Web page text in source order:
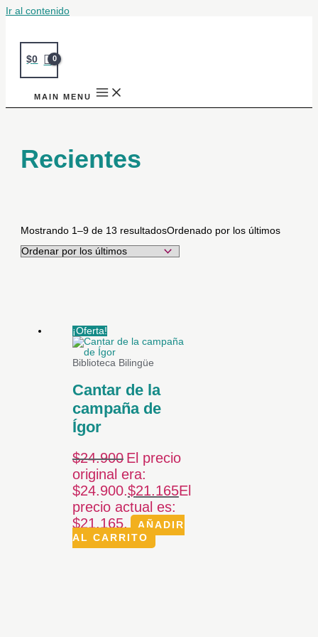
Ir al contenido
$0
MAIN MENU
Recientes
Mostrando 1–9 de 13 resultadosOrdenado por los últimos
¡Oferta!
Biblioteca Bilingüe
Cantar de la
campaña de
Ígor
$24.900 El precio
original era:
$24.900.$21.165El
precio actual es:
$21.165.
AÑADIR
AL CARRITO